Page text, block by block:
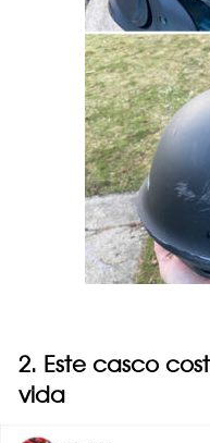
2. Este casco
vida